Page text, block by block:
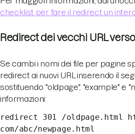
checklist per fare il redirect un
Redirect dei vecchi URL
Se cambi i nomi dei file per pagine
redirect ai nuovi URL inserendo il
sostituendo "oldpage", "example" e
informazioni:
redirect 301 /oldpage.html
com/abc/newpage.html